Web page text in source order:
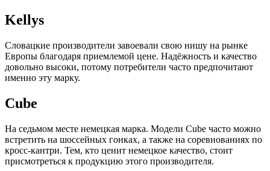
Kellys
Словацкие производители завоевали свою нишу на рынке
Европы благодаря приемлемой цене. Надёжность и качество
довольно высоки, потому потребители часто предпочитают
именно эту марку.
Cube
На седьмом месте немецкая марка. Модели Cube часто можно
встретить на шоссейных гонках, а также на соревнованиях по
кросс-кантри. Тем, кто ценит немецкое качество, стоит
присмотреться к продукцию этого производителя.